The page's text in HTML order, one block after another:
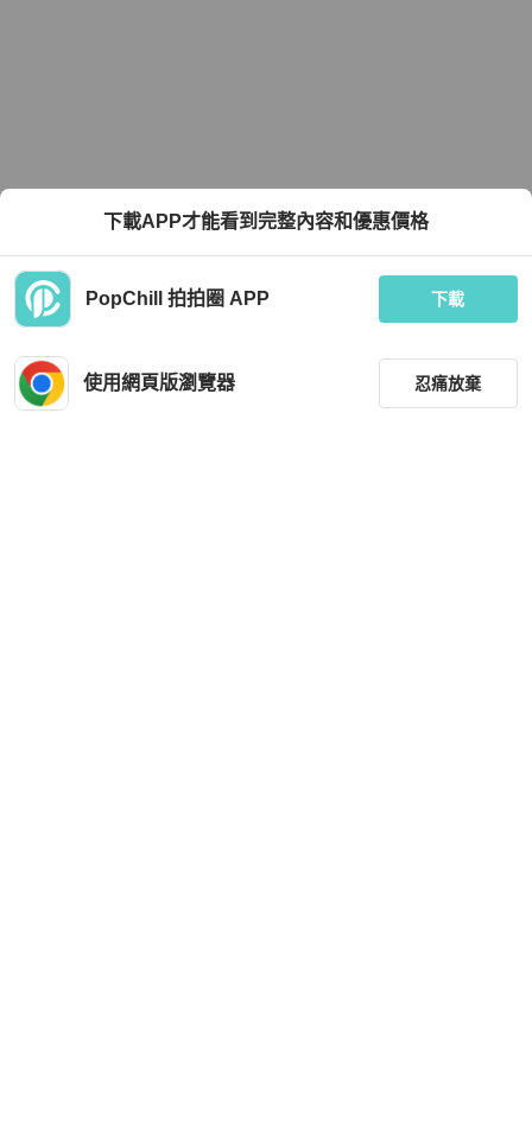
下載APP才能看到完整內容和優惠價格
PopChill 拍拍圈 APP 下載
使用網頁版瀏覽器 忍痛放棄